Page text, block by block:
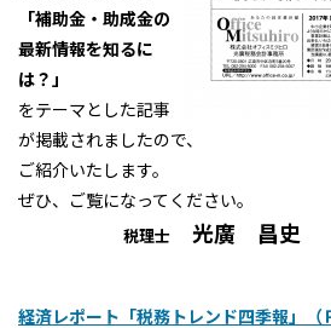
「補助金・助成金の
最新情報を知るに
は？」
をテーマとした記事
が掲載されましたので、
ご紹介いたします。
ぜひ、ご覧になってください。
税理士 光廣 昌史
経済レポート「税務トレンド四季報」（